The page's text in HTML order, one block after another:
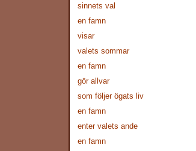
sinnets val
en famn
visar
valets sommar
en famn
gör allvar
som följer ögats liv
en famn
enter valets ande
en famn